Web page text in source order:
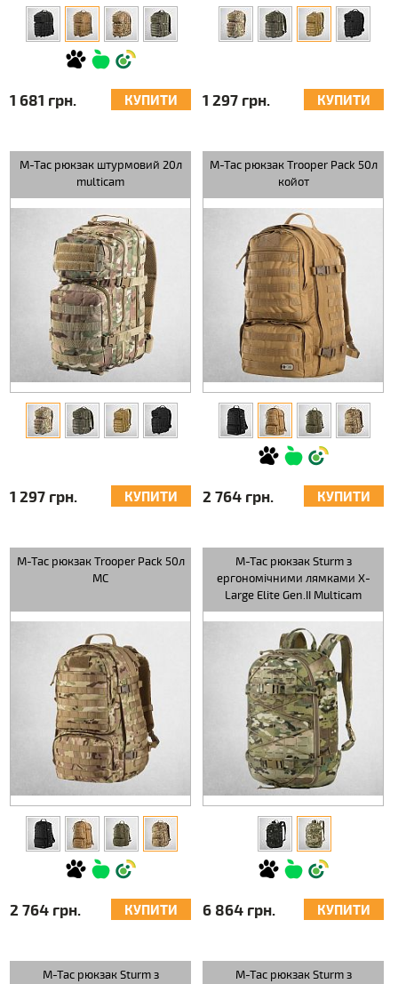
1 681 грн. КУПИТИ 1 297 грн. КУПИТИ
M-Tac рюкзак штурмовий 20л
multicam
1 297 грн. КУПИТИ
M-Tac рюкзак Trooper Pack 50л
койот
2 764 грн. КУПИТИ
M-Tac рюкзак Trooper Pack 50л
MC
2 764 грн. КУПИТИ
M-Tac рюкзак Sturm з
ергономічними лямками X-
Large Elite Gen.II Multicam
6 864 грн. КУПИТИ
M-Tac рюкзак Sturm з
M-Tac рюкзак Sturm з